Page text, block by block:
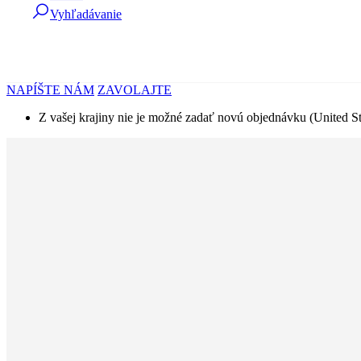
Vyhľadávanie
NAPÍŠTE NÁM ZAVOLAJTE
Z vašej krajiny nie je možné zadať novú objednávku (United